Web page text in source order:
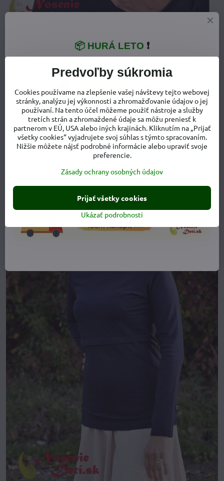
Materiálové zloženie:
94 % bavlna + 6 % elastan
Údržba:
Predvoľby súkromia
Cookies používame na zlepšenie vašej návštevy tejto webovej
stránky, analýzu jej výkonnosti a zhromažďovanie údajov o jej
používaní. Na tento účel môžeme použiť nástroje a služby
tretích strán a zhromaždené údaje sa môžu preniesť k
partnerom v EÚ, USA alebo iných krajinách. Kliknutím na „Prijať
všetky cookies“ vyjadrujete svoj súhlas s týmto spracovaním.
Nižšie môžete nájsť podrobné informácie alebo upraviť svoje
preferencie.
Zásady ochrany osobných údajov
Ukázať podrobnosti
Prijať všetky cookies
📦 HURÁ LETO ❗